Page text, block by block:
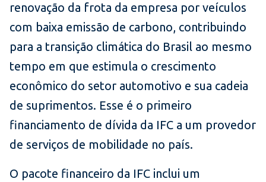
renovação da frota da empresa por veículos
com baixa emissão de carbono, contribuindo
para a transição climática do Brasil ao mesmo
tempo em que estimula o crescimento
econômico do setor automotivo e sua cadeia
de suprimentos. Esse é o primeiro
financiamento de dívida da IFC a um provedor
de serviços de mobilidade no país.
O pacote financeiro da IFC inclui um